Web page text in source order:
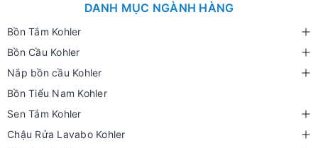
DANH MỤC NGÀNH HÀNG
Bồn Tắm Kohler
Bồn Cầu Kohler
Nắp bồn cầu Kohler
Bồn Tiểu Nam Kohler
Sen Tắm Kohler
Chậu Rửa Lavabo Kohler